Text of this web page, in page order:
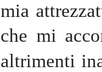
mia
che mi
altrimenti